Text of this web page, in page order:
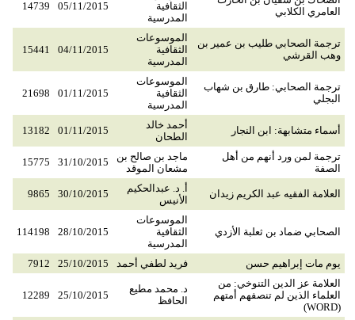
العامري الكلابي
الثقافية
المدرسية
05/11/2015
14739
ترجمة الصحابي طليب بن عمير بن
وهب القرشي
الموسوعات
الثقافية
المدرسية
04/11/2015
15441
ترجمة الصحابي: طارق بن شهاب
البجلي
الموسوعات
الثقافية
المدرسية
01/11/2015
21698
أسماء متشابهة: ابن النجار
أحمد خالد
الطحان
01/11/2015
13182
ترجمة لمن ورد أنهم من أهل
الصفة
ماجد بن صالح بن
مشعان الموقد
31/10/2015
15775
العلامة الفقيه عبد الكريم زيدان
أ. د. عبدالحكيم
الأنيس
30/10/2015
9865
الصحابي ضماد بن ثعلبة الأزدي
الموسوعات
الثقافية
المدرسية
28/10/2015
114198
يوم مات إبراهيم حسن فريد لطفي أحمد 25/10/2015
7912
العلامة عز الدين التنوخي: من
العلماء الذين لم تنصفهم أمتهم
(WORD)
د. محمد مطيع
الحافظ
25/10/2015
12289